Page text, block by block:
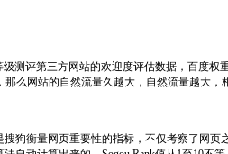
测评第三方网站的欢迎度评估数据，百度
那么网站的自然流量久越大，自然流量越大
搜狗衡量网页重要性的指标，不仅考察了网